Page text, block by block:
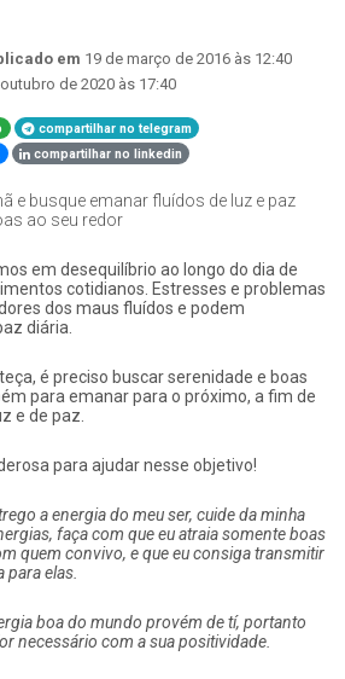
em 19 de março de 2016 às 12:40
de 2020 às 17:40
compartilhar no telegram
compartilhar no linkedin
e busque emanar fluídos de luz e paz
ao seu redor
em desequilíbrio ao longo do dia de
cotidianos. Estresses e problemas
dos maus fluídos e podem
diária.
é preciso buscar serenidade e boas
para emanar para o próximo, a fim de
e de paz.
para ajudar nesse objetivo!
a energia do meu ser, cuide da minha
faça com que eu atraia somente boas
quem convivo, e que eu consiga transmitir
elas.
boa do mundo provém de tí, portanto
necessário com a sua positividade.